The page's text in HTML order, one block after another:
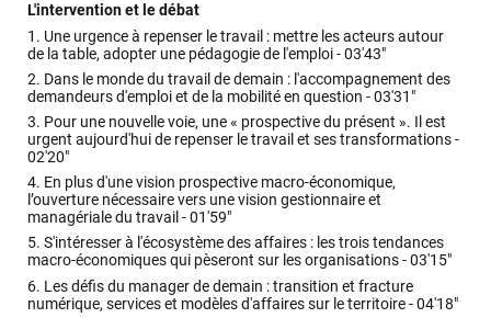
L'intervention et le débat
1. Une urgence à repenser le travail : mettre les acteurs autour
de la table, adopter une pédagogie de l'emploi -03'43"
2. Dans le monde du travail de demain : l'accompagnement des
demandeurs d'emploi et de la mobilité en question -03'31"
3. Pour une nouvelle voie, une « prospective du présent ». Il est
urgent aujourd'hui de repenser le travail et ses transformations -
02'20"
4. En plus d'une vision prospective macro-économique,
l’ouverture nécessaire vers une vision gestionnaire et
managériale du travail -01'59"
5. S'intéresser à l'écosystème des affaires : les trois tendances
macro-économiques qui pèseront sur les organisations -03'15"
6. Les défis du manager de demain : transition et fracture
numérique, services et modèles d'affaires sur le territoire -04'18"